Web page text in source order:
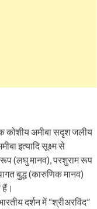
कोशीय अमीबा सदृश जलीय
इत्यादि सूक्ष्म से
(लघु मानव), परशुराम रूप
बुद्ध (कारुणिक मानव)
हैं।
दर्शन में “श्रीअरविंद”